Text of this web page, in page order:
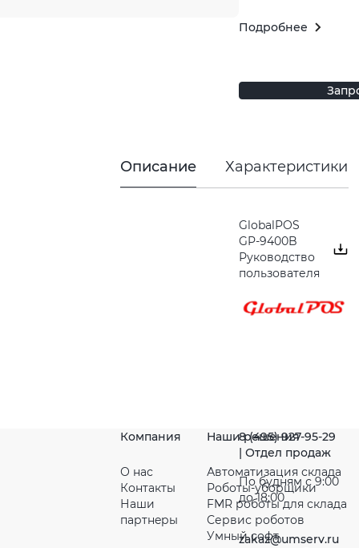
Подробнее
Описание Характеристики
GlobalPOS
GP-9400B
Руководство
пользователя
Компания
О нас
Контакты
Наши
партнeры
Наши решения
Автоматизация склада
Роботы-уборщики
FMR роботы для склада
Сервис роботов
Умный софт
8 (495) 927-95-29
| Отдел продаж
По будням с 9:00
до 18:00
zakaz@umserv.ru